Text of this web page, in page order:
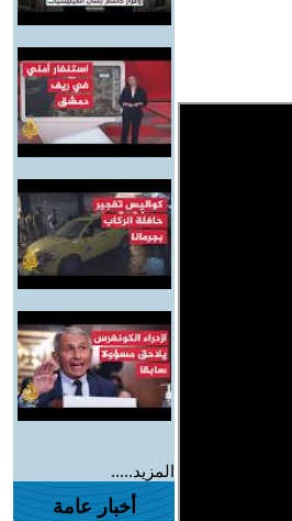
المزيد.....
أخبار عامة